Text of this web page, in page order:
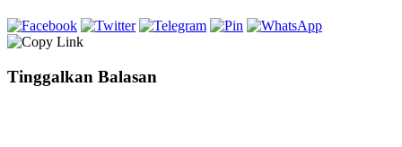
Tinggalkan Balasan